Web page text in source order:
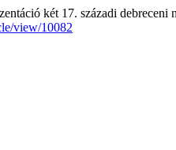
két 17. századi
view/10082